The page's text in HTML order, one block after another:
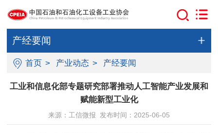
产经要闻
首页 > 产业动态 > 产经要闻
工业和信息化部专题研究部署推动人工智能产业发展和
赋能新型工业化
来源：工信微报 发布时间：2025-06-05